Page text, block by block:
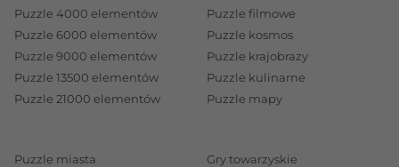
Puzzle 4000 elementów
Puzzle 6000 elementów
Puzzle 9000 elementów
Puzzle 13500 elementów
Puzzle 21000 elementów
Puzzle filmowe
Puzzle kosmos
Puzzle krajobrazy
Puzzle kulinarne
Puzzle mapy
Puzzle miasta
Gry towarzyskie